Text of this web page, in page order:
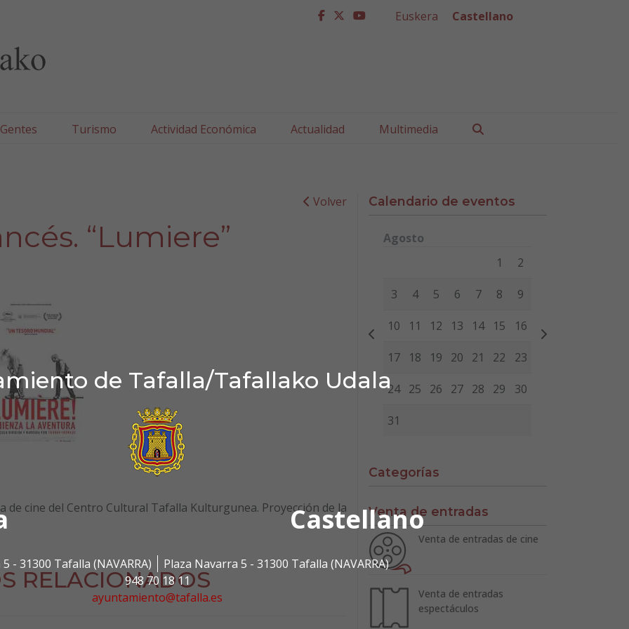
de Tafalla/Tafallako Udala
Castellano
- 31300 Tafalla (NAVARRA)
Plaza Navarra 5 - 31300 Tafalla (NAVARRA)
948 70 18 11
ayuntamiento@tafalla.es
facebook
twitter
youtube
Euskera Castellano
Turismo Actividad Económica Actualidad Multimedia
Volver
“Lumiere”
de cine del Centro Cultural Tafalla Kulturgunea. Proyección de la
RELACIONADOS
Calendario de eventos
Agosto
Miércoles Jueves
1 2
3 4 5 6 7 8 9
10 11 12 13 14 15 16
17 18 19 20 21 22 23
24 25 26 27 28 29 30
31
Categorías
Venta de entradas
Venta de entradas de cine
Venta de entradas
espectáculos